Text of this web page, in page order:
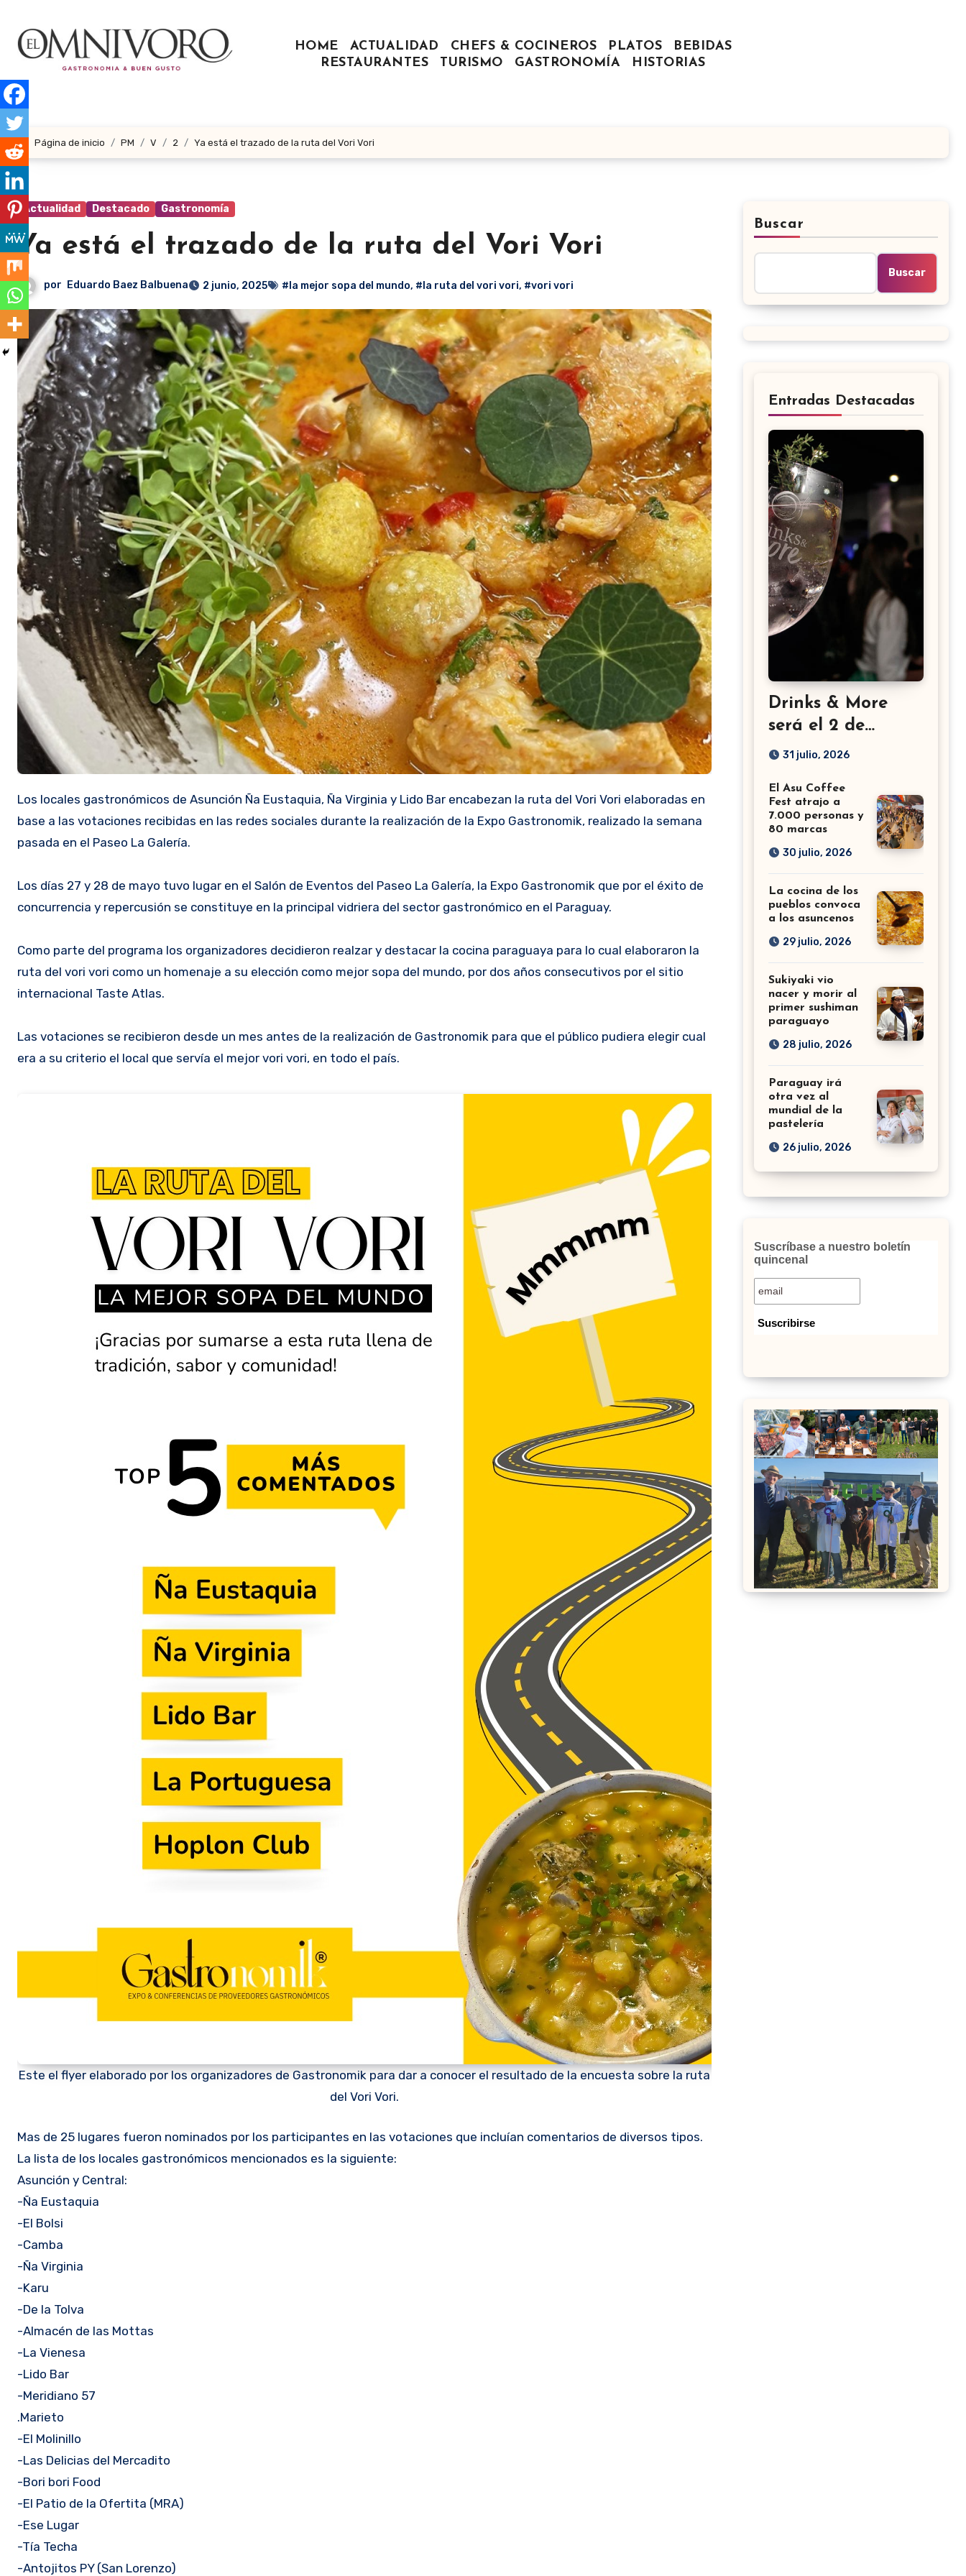
contenido
HOME ACTUALIDAD CHEFS & COCINEROS PLATOS
BEBIDAS
RESTAURANTES
TURISMO GASTRONOMÍA HISTORIAS
Página de inicio PM V 2 Ya está el trazado de la ruta del Vori Vori
Actualidad Destacado Gastronomía
Ya está el trazado de la ruta del Vori Vori
por Eduardo Baez Balbuena 2 junio, 2025 #la mejor sopa del mundo, #la ruta del vori vori, #vori vori
Los locales gastronómicos de Asunción Ña Eustaquia, Ña Virginia y Lido Bar encabezan la ruta del Vori Vori elaboradas en
base a las votaciones recibidas en las redes sociales durante la realización de la Expo Gastronomik, realizado la semana
pasada en el Paseo La Galería.
Los días 27 y 28 de mayo tuvo lugar en el Salón de Eventos del Paseo La Galería, la Expo Gastronomik que por el éxito de
concurrencia y repercusión se constituye en la principal vidriera del sector gastronómico en el Paraguay.
Como parte del programa los organizadores decidieron realzar y destacar la cocina paraguaya para lo cual elaboraron la
ruta del vori vori como un homenaje a su elección como mejor sopa del mundo, por dos años consecutivos por el sitio
internacional Taste Atlas.
Las votaciones se recibieron desde un mes antes de la realización de Gastronomik para que el público pudiera elegir cual
era a su criterio el local que servía el mejor vori vori, en todo el país.
Este el flyer elaborado por los organizadores de Gastronomik para dar a conocer el resultado de la encuesta sobre la ruta
del Vori Vori.
Mas de 25 lugares fueron nominados por los participantes en las votaciones que incluían comentarios de diversos tipos.
La lista de los locales gastronómicos mencionados es la siguiente:
Asunción y Central:
-Ña Eustaquia
-El Bolsi
-Camba
-Ña Virginia
-Karu
-De la Tolva
-Almacén de las Mottas
-La Vienesa
-Lido Bar
-Meridiano 57
.Marieto
-El Molinillo
-Las Delicias del Mercadito
-Bori bori Food
-El Patio de la Ofertita (MRA)
-Ese Lugar
-Tía Techa
-Antojitos PY (San Lorenzo)
Buscar
Buscar
Entradas Destacadas
Drinks & More
será el 2 de
setiembre en el
31 julio, 2026
El Asu Coffee
Fest atrajo a
7.000 personas y
80 marcas
30 julio, 2026
La cocina de los
pueblos convoca
a los asuncenos
29 julio, 2026
Sukiyaki vio
nacer y morir al
primer sushiman
paraguayo
28 julio, 2026
Paraguay irá
otra vez al
mundial de la
pastelería
26 julio, 2026
Suscríbase a nuestro boletín
quincenal